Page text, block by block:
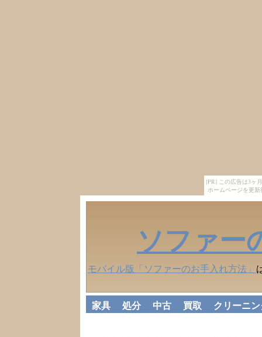
[PR] この広告は3ヶ
ホームページを更
ソファー
モバイル版「ソファーのお手入れ方法」
家具 処分 中古 買取 クリーニ